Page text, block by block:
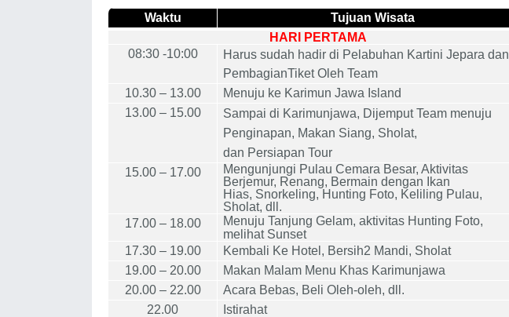
Waktu Tujuan Wisata
HARI PERTAMA
08:30 -10:00 Harus sudah hadir di Pelabuhan Kartini Jepara dan
PembagianTiket Oleh Team
10.30 – 13.00 Menuju ke Karimun Jawa Island
13.00 – 15.00
Sampai di Karimunjawa, Dijemput Team menuju
Penginapan, Makan Siang, Sholat,
dan Persiapan Tour
15.00 – 17.00
Mengunjungi Pulau Cemara Besar, Aktivitas
Berjemur, Renang, Bermain dengan Ikan
Hias, Snorkeling, Hunting Foto, Keliling Pulau,
Sholat, dll.
17.00 – 18.00
Menuju Tanjung Gelam, aktivitas Hunting Foto,
melihat Sunset
17.30 – 19.00
Kembali Ke Hotel, Bersih2 Mandi, Sholat
19.00 – 20.00 Makan Malam Menu Khas Karimunjawa
20.00 – 22.00
Acara Bebas, Beli Oleh-oleh, dll.
22.00
Istirahat